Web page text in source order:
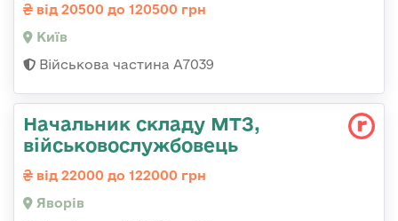
від 20500 до 120500 грн
Київ
Військова частина А7039
Начальник складу МТЗ,
військовослужбовець
від 22000 до 122000 грн
Яворів